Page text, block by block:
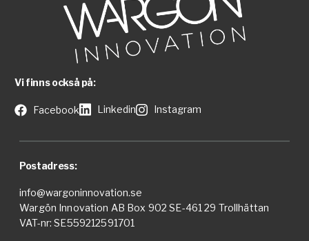
Vi finns också på:
Facebook Linkedin Instagram
Postadress:
info@wargoninnovation.se
Wargön Innovation AB Box 902 SE-461 29 Trollhättan
VAT-nr: SE559212591701